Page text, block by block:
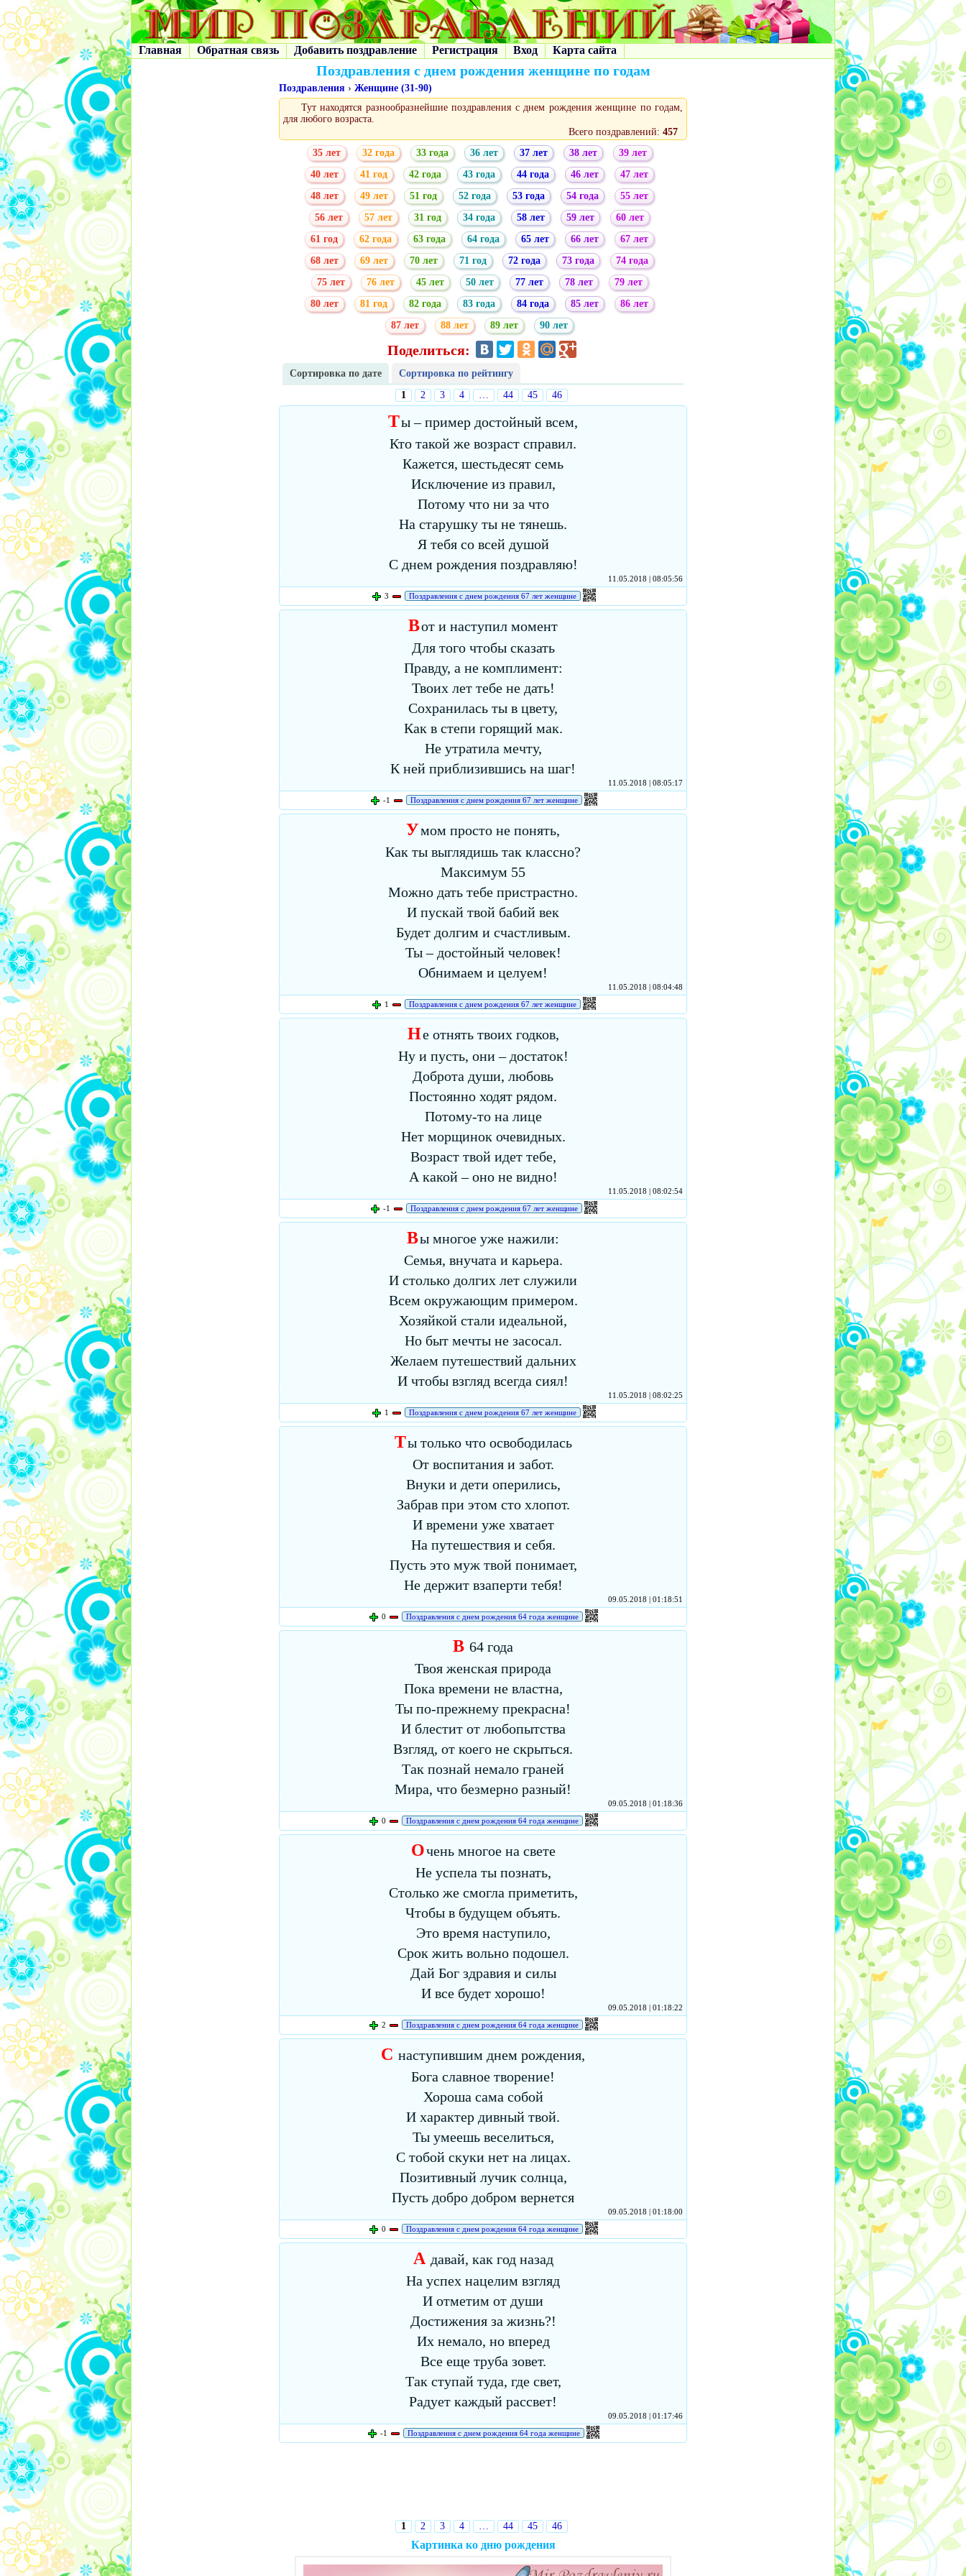
Главная Обратная связь Добавить поздравление Регистрация Вход Карта сайта
Поздравления с днем рождения женщине по годам
Поздравления › Женщине (31-90)
Тут находятся разнообразнейшие поздравления с днем рождения женщине по годам,
для любого возраста.
Всего поздравлений: 457
35 лет
32 года 33 года 36 лет 37 лет 38 лет
39 лет
40 лет
41 год 42 года 43 года 44 года 46 лет
47 лет
48 лет
49 лет 51 год 52 года 53 года 54 года
55 лет
56 лет
57 лет 31 год 34 года 58 лет 59 лет
60 лет
61 год
62 года 63 года 64 года 65 лет 66 лет
67 лет
68 лет
69 лет 70 лет 71 год 72 года 73 года
74 года
75 лет
76 лет 45 лет 50 лет 77 лет 78 лет
79 лет
80 лет
81 год 82 года 83 года 84 года 85 лет
86 лет
87 лет
88 лет 89 лет 90 лет
Поделиться:
Сортировка по дате
Сортировка по рейтингу
1
2 3 4 … 44 45 46
Ты – пример достойный всем,
Кто такой же возраст справил.
Кажется, шестьдесят семь
Исключение из правил,
Потому что ни за что
На старушку ты не тянешь.
Я тебя со всей душой
С днем рождения поздравляю!
11.05.2018 | 08:05:56
3
Поздравления с днем рождения 67 лет женщине
Вот и наступил момент
Для того чтобы сказать
Правду, а не комплимент:
Твоих лет тебе не дать!
Сохранилась ты в цвету,
Как в степи горящий мак.
Не утратила мечту,
К ней приблизившись на шаг!
11.05.2018 | 08:05:17
-1
Поздравления с днем рождения 67 лет женщине
Умом просто не понять,
Как ты выглядишь так классно?
Максимум 55
Можно дать тебе пристрастно.
И пускай твой бабий век
Будет долгим и счастливым.
Ты – достойный человек!
Обнимаем и целуем!
11.05.2018 | 08:04:48
1
Поздравления с днем рождения 67 лет женщине
Не отнять твоих годков,
Ну и пусть, они – достаток!
Доброта души, любовь
Постоянно ходят рядом.
Потому-то на лице
Нет морщинок очевидных.
Возраст твой идет тебе,
А какой – оно не видно!
11.05.2018 | 08:02:54
-1
Поздравления с днем рождения 67 лет женщине
Вы многое уже нажили:
Семья, внучата и карьера.
И столько долгих лет служили
Всем окружающим примером.
Хозяйкой стали идеальной,
Но быт мечты не засосал.
Желаем путешествий дальних
И чтобы взгляд всегда сиял!
11.05.2018 | 08:02:25
1
Поздравления с днем рождения 67 лет женщине
Ты только что освободилась
От воспитания и забот.
Внуки и дети оперились,
Забрав при этом сто хлопот.
И времени уже хватает
На путешествия и себя.
Пусть это муж твой понимает,
Не держит взаперти тебя!
09.05.2018 | 01:18:51
0
Поздравления с днем рождения 64 года женщине
В 64 года
Твоя женская природа
Пока времени не властна,
Ты по-прежнему прекрасна!
И блестит от любопытства
Взгляд, от коего не скрыться.
Так познай немало граней
Мира, что безмерно разный!
09.05.2018 | 01:18:36
0
Поздравления с днем рождения 64 года женщине
Очень многое на свете
Не успела ты познать,
Столько же смогла приметить,
Чтобы в будущем объять.
Это время наступило,
Срок жить вольно подошел.
Дай Бог здравия и силы
И все будет хорошо!
09.05.2018 | 01:18:22
2
Поздравления с днем рождения 64 года женщине
С наступившим днем рождения,
Бога славное творение!
Хороша сама собой
И характер дивный твой.
Ты умеешь веселиться,
С тобой скуки нет на лицах.
Позитивный лучик солнца,
Пусть добро добром вернется
09.05.2018 | 01:18:00
0
Поздравления с днем рождения 64 года женщине
А давай, как год назад
На успех нацелим взгляд
И отметим от души
Достижения за жизнь?!
Их немало, но вперед
Все еще труба зовет.
Так ступай туда, где свет,
Радует каждый рассвет!
09.05.2018 | 01:17:46
-1
Поздравления с днем рождения 64 года женщине
1 2 3 4 … 44 45 46
Картинка ко дню рождения